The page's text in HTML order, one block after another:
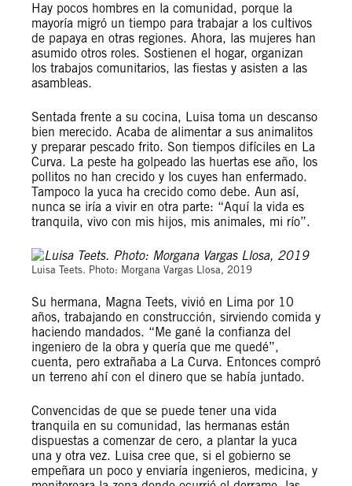
Hay pocos hombres en la comunidad, porque la
mayoría migró un tiempo para trabajar a los cultivos
de papaya en otras regiones. Ahora, las mujeres han
asumido otros roles. Sostienen el hogar, organizan
los trabajos comunitarios, las fiestas y asisten a las
asambleas.
Sentada frente a su cocina, Luisa toma un descanso
bien merecido. Acaba de alimentar a sus animalitos
y preparar pescado frito. Son tiempos difíciles en La
Curva. La peste ha golpeado las huertas ese año, los
pollitos no han crecido y los cuyes han enfermado.
Tampoco la yuca ha crecido como debe. Aun así,
nunca se iría a vivir en otra parte: “Aquí la vida es
tranquila, vivo con mis hijos, mis animales, mi río”.
Luisa Teets. Photo: Morgana Vargas Llosa, 2019
Su hermana, Magna Teets, vivió en Lima por 10
años, trabajando en construcción, sirviendo comida y
haciendo mandados. “Me gané la confianza del
ingeniero de la obra y quería que me quedé”,
cuenta, pero extrañaba a La Curva. Entonces compró
un terreno ahí con el dinero que se había juntado.
Convencidas de que se puede tener una vida
tranquila en su comunidad, las hermanas están
dispuestas a comenzar de cero, a plantar la yuca
una y otra vez. Luisa cree que, si el gobierno se
empeñara un poco y enviaría ingenieros, medicina, y